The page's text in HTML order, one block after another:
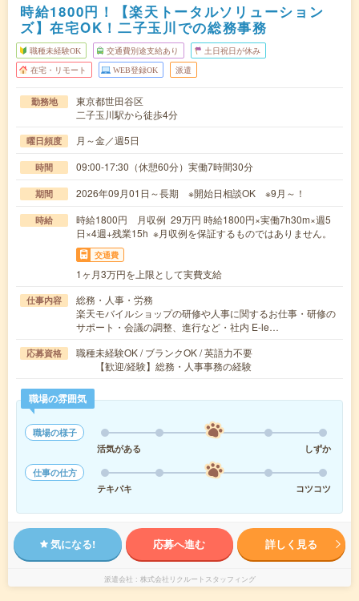
時給1800円！【楽天トータルソリューション
ズ】在宅OK！二子玉川での総務事務
職種未経験OK 交通費別途支給あり 土日祝日が休み
在宅・リモート WEB登録OK 派遣
勤務地
東京都世田谷区
二子玉川駅から徒歩4分
曜日頻度 月～金／週5日
時間 09:00-17:30（休憩60分）実働7時間30分
期間 2026年09月01日～長期 ※開始日相談OK ※9月～！
時給
時給1800円 月収例 29万円 時給1800円×実働7h30m×週5
日×4週+残業15h ※月収例を保証するものではありません。
交通費
1ヶ月3万円を上限として実費支給
仕事内容
総務・人事・労務
楽天モバイルショップの研修や人事に関するお仕事・研修の
サポート・会議の調整、進行など・社内 E-le…
応募資格
職種未経験OK / ブランクOK / 英語力不要
【歓迎/経験】総務・人事事務の経験
職場の雰囲気
職場の様子
活気がある
しずか
仕事の仕方
テキパキ
コツコツ
気になる! 応募へ進む 詳しく見る
派遣会社 株式会社リクルートスタッフィング